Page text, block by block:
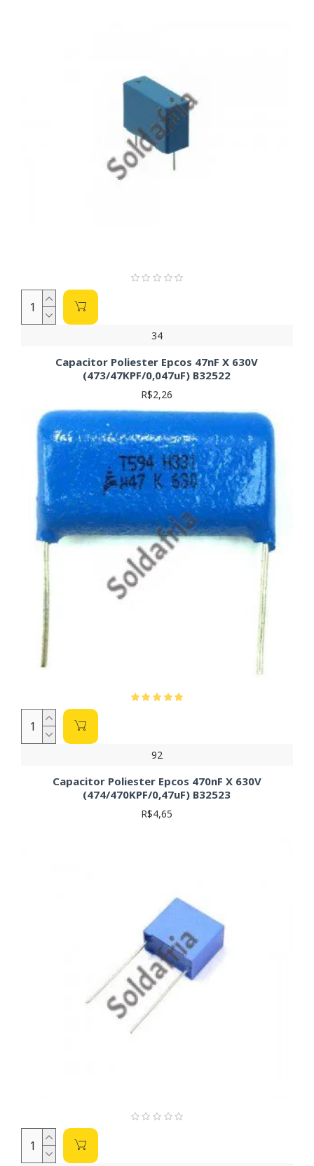
34
Capacitor Poliester Epcos 47nF X 630V
(473/47KPF/0,047uF) B32522
R$2,26
92
Capacitor Poliester Epcos 470nF X 630V
(474/470KPF/0,47uF) B32523
R$4,65